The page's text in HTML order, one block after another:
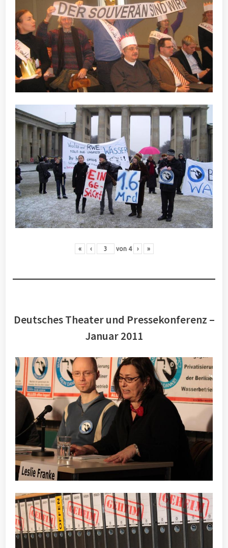
« ‹ von 4 › »
Deutsches Theater und Pressekonferenz –
Januar 2011